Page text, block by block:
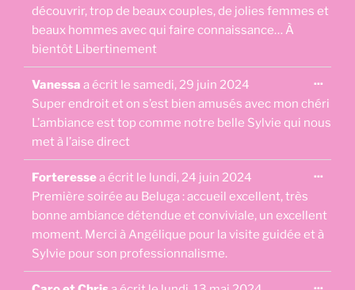
découvrir, trop de beaux couples, de jolies femmes et
beaux hommes avec qui faire connaissance… À
bientôt Libertinement
Vanessa a écrit le samedi, 29 juin 2024
Super endroit et on s’est bien amusés avec mon chéri
L’ambiance est top comme notre belle Sylvie qui nous
met à l’aise direct
...
boîte
Forteressea écrit le lundi, 24 juin 2024
Première soirée au Beluga : accueil excellent, très
bonne ambiance détendue et conviviale, un excellent
moment. Merci à Angélique pour la visite guidée et à
Sylvie pour son professionnalisme.
...
...